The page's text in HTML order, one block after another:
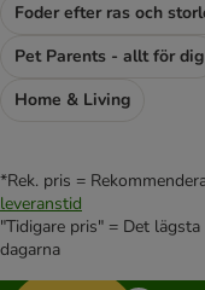
Foder efter ras och
Pet Parents - allt för dig
Home & Living
*Rek. pris =
leveranstid
"Tidigare pris" = Det
dagarna